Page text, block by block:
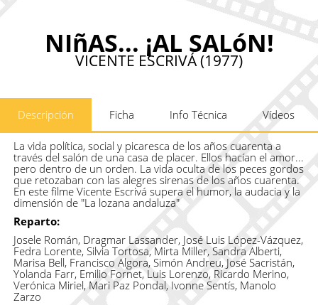
NIñAS... ¡AL SALóN!
VICENTE ESCRIVÁ (1977)
Descripción Ficha Info Técnica Vídeos
La vida política, social y picaresca de los años cuarenta a
través del salón de una casa de placer. Ellos hacían el amor...
pero dentro de un orden. La vida oculta de los peces gordos
que retozaban con las alegres sirenas de los años cuarenta.
En este filme Vicente Escrivá supera el humor, la audacia y la
dimensión de "La lozana andaluza"
Reparto:
Josele Román, Dragmar Lassander, José Luis López-Vázquez,
Fedra Lorente, Silvia Tortosa, Mirta Miller, Sandra Alberti,
Marisa Bell, Francisco Algora, Simón Andreu, José Sacristán,
Yolanda Farr, Emilio Fornet, Luis Lorenzo, Ricardo Merino,
Verónica Miriel, Mari Paz Pondal, Ivonne Sentís, Manolo
Zarzo